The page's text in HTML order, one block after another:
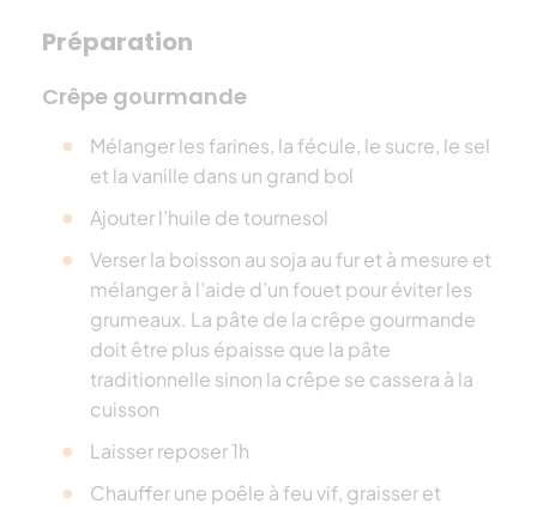
Préparation
Crêpe gourmande
Mélanger les farines, la fécule, le sucre, le sel
et la vanille dans un grand bol
Ajouter l’huile de tournesol
Verser la boisson au soja au fur et à mesure et
mélanger à l’aide d’un fouet pour éviter les
grumeaux. La pâte de la crêpe gourmande
doit être plus épaisse que la pâte
traditionnelle sinon la crêpe se cassera à la
cuisson
Laisser reposer 1h
Chauffer une poêle à feu vif, graisser et